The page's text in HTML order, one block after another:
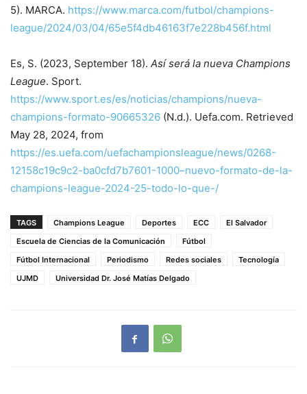
5). MARCA. https://www.marca.com/futbol/champions-
league/2024/03/04/65e5f4db46163f7e228b456f.html
Es, S. (2023, September 18). Así será la nueva Champions
League. Sport.
https://www.sport.es/es/noticias/champions/nueva-
champions-formato-90665326 (N.d.). Uefa.com. Retrieved
May 28, 2024, from
https://es.uefa.com/uefachampionsleague/news/0268-
12158c19c9c2-ba0cfd7b7601-1000–nuevo-formato-de-la-
champions-league-2024-25-todo-lo-que-/
TAGS Champions League Deportes ECC
El Salvador
Escuela de Ciencias de la Comunicación
Fútbol
Fútbol Internacional
Periodismo Redes sociales
Tecnología
UJMD
Universidad Dr. José Matías Delgado